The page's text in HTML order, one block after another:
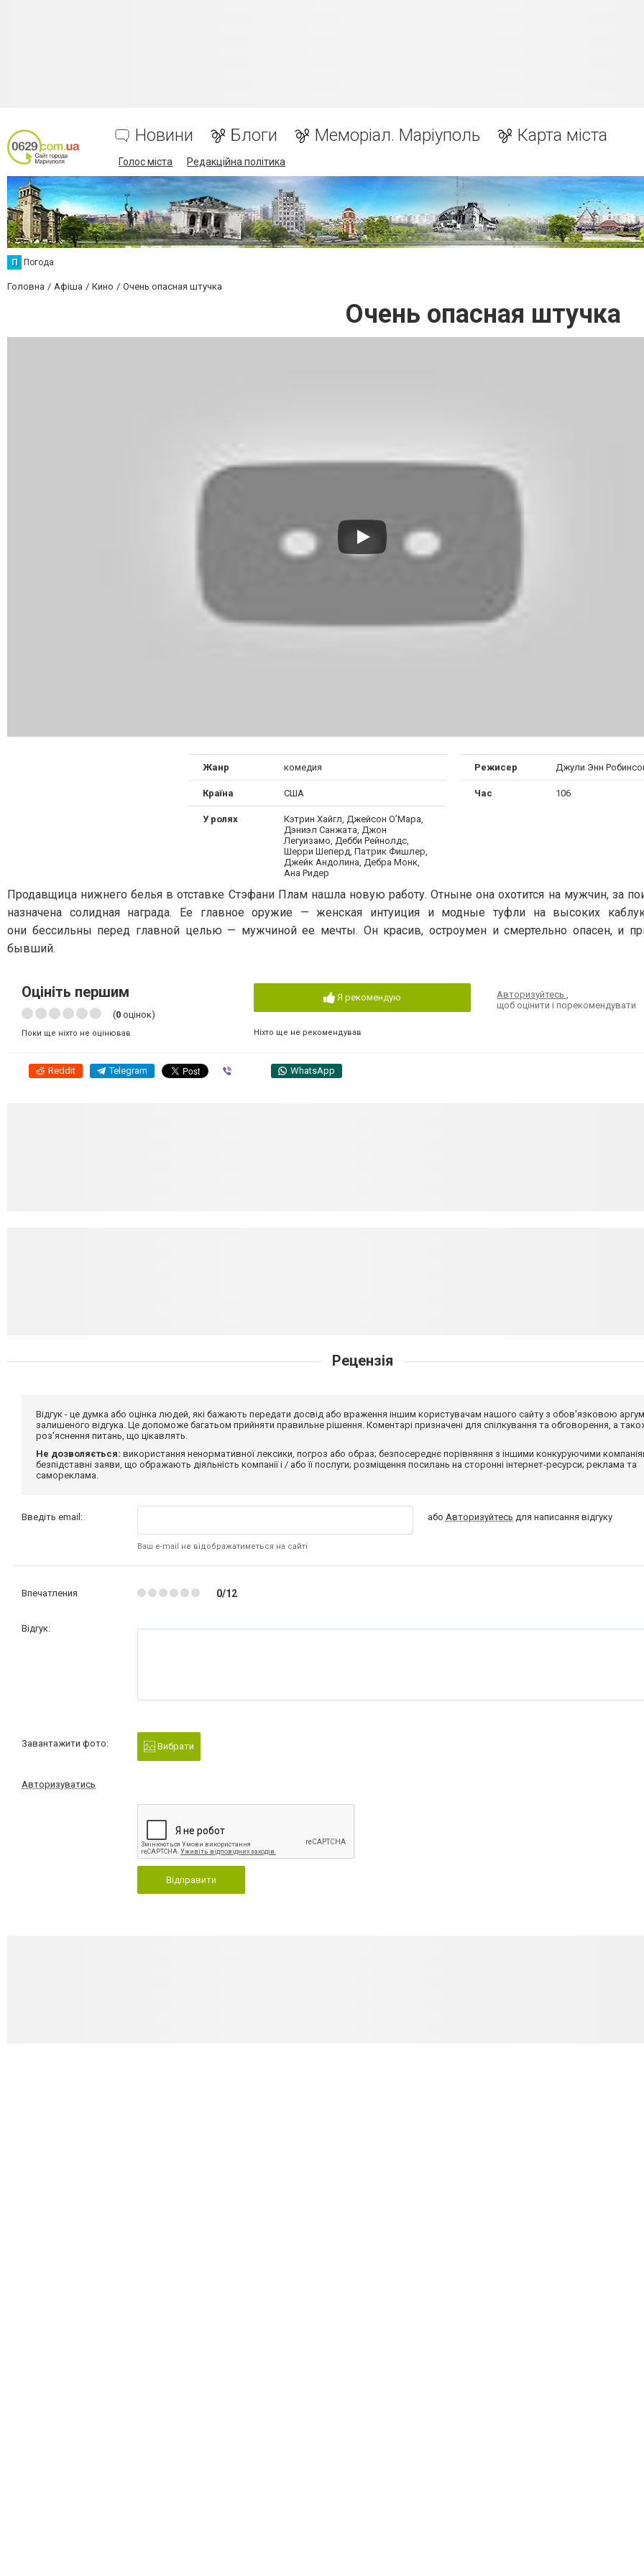
Новини Блоги Меморіал. Маріуполь Карта міста
Голос міста Редакційна політика
П Погода
Головна Афіша Кино Очень опасная штучка
Очень опасная штучка
Жанр комедия
Країна США
У ролях
Кэтрин Хайгл, Джейсон О’Мара,
Дэниэл Санжата, Джон
Легуизамо, Дебби Рейнолдс,
Шерри Шеперд, Патрик Фишлер,
Джейк Андолина, Дебра Монк,
Ана Ридер
Режисер Джули Энн
Час 106
Продавщица нижнего белья в отставке Стэфани Плам нашла новую работу. Отныне она охотится на мужчин, за
назначена солидная награда. Ее главное оружие — женская интуиция и модные туфли на высоких
они бессильны перед главной целью — мужчиной ее мечты. Он красив, остроумен и смертельно опасен, и
бывший.
Оцініть першим
(0 оцінок)
Поки ще ніхто не оцінював
Я рекомендую
Ніхто ще не рекомендував
Авторизуйтесь
щоб оцінити і порекомендувати
Reddit Telegram WhatsApp
Рецензія
Відгук - це думка або оцінка людей, які бажають передати досвід або враження іншим користувачам нашого сайту з обов'язковою
залишеного відгука. Це допоможе багатьом прийняти правильне рішення. Коментарі призначені для спілкування та обговорення, а
роз'яснення питань, що цікавлять.
Не дозволяється: використання ненормативної лексики, погроз або образ; безпосереднє порівняння з іншими конкуруючими
безпідставні заяви, що ображають діяльність компанії і / або її послуги; розміщення посилань на сторонні інтернет-ресурси; реклама та
самореклама.
Введіть email:
Ваш e-mail не відображатиметься на сайті
або Авторизуйтесь для написання відгуку
Впечатления 0/12
Відгук:
Завантажити фото: Вибрати
Авторизуватись
Відправити